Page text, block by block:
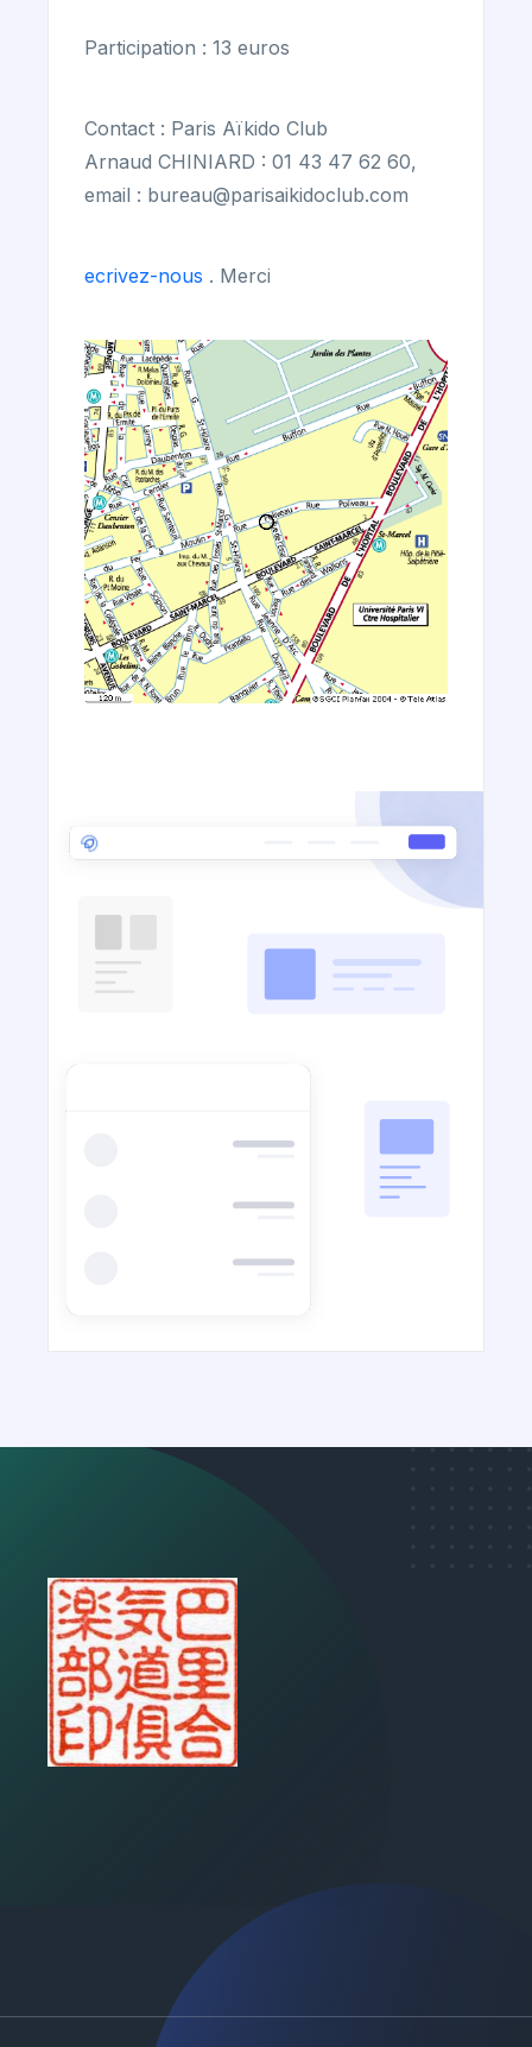
Participation : 13 euros
Contact : Paris Aïkido Club
Arnaud CHINIARD : 01 43 47 62 60,
email : bureau@parisaikidoclub.com
ecrivez-nous . Merci